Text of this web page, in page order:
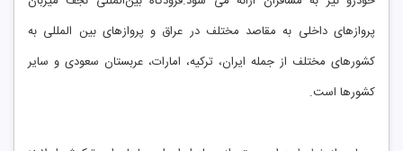
پروازهای داخلی به مقاصد مختلف در عراق و پروازهای بین‌ المللی به
کشورهای مختلف از جمله ایران، ترکیه، امارات، عربستان سعودی و سایر
کشورها است.